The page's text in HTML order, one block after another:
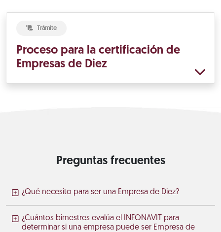
Trámite
Proceso para la certificación de
Empresas de Diez
Preguntas frecuentes
¿Qué necesito para ser una Empresa de Diez?
¿Cuántos bimestres evalúa el INFONAVIT para
determinar si una empresa puede ser Empresa de